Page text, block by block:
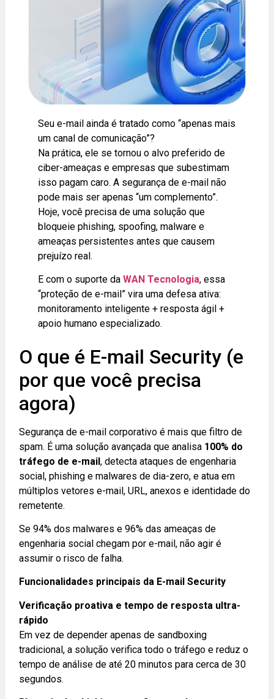
Seu e-mail ainda é tratado como “apenas mais
um canal de comunicação”?
Na prática, ele se tornou o alvo preferido de
ciber-ameaças e empresas que subestimam
isso pagam caro. A segurança de e-mail não
pode mais ser apenas “um complemento”.
Hoje, você precisa de uma solução que
bloqueie phishing, spoofing, malware e
ameaças persistentes antes que causem
prejuízo real.
E com o suporte daWAN Tecnologia, essa
“proteção de e-mail” vira uma defesa ativa:
monitoramento inteligente + resposta ágil +
apoio humano especializado.
O que é E-mail Security (e
por que você precisa
agora)
Segurança de e-mail corporativo é mais que filtro de
spam. É uma solução avançada que analisa 100% do
tráfego de e-mail, detecta ataques de engenharia
social, phishing e malwares de dia-zero, e atua em
múltiplos vetores e-mail, URL, anexos e identidade do
remetente.
Se 94% dos malwares e 96% das ameaças de
engenharia social chegam por e-mail, não agir é
assumir o risco de falha.
Funcionalidades principais da E-mail Security
Verificação proativa e tempo de resposta ultra-
rápido
Em vez de depender apenas de sandboxing
tradicional, a solução verifica todo o tráfego e reduz o
tempo de análise de até 20 minutos para cerca de 30
segundos.